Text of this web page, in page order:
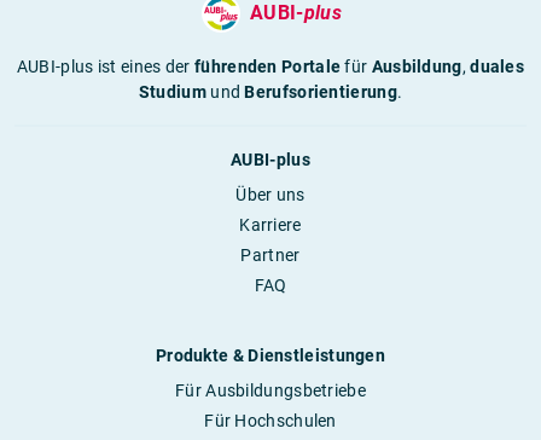
AUBI-plus
AUBI-plus ist eines derführenden Portalefür Ausbildung,duales
StudiumundBerufsorientierung.
AUBI-plus
Über uns
Karriere
Partner
FAQ
Produkte & Dienstleistungen
Für Ausbildungsbetriebe
Für Hochschulen